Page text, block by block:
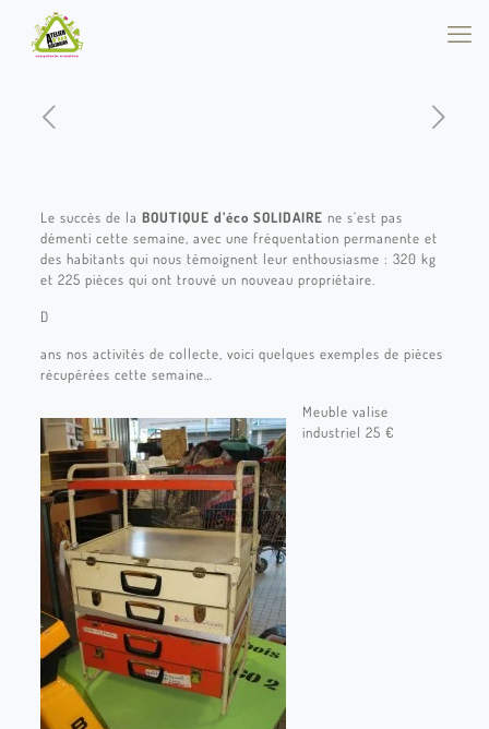
Le succès de la BOUTIQUE d’éco SOLIDAIRE ne s’est pas
démenti cette semaine, avec une fréquentation permanente et
des habitants qui nous témoignent leur enthousiasme : 320 kg
et 225 pièces qui ont trouvé un nouveau propriétaire.
D
ans nos activités de collecte, voici quelques exemples de pièces
récupérées cette semaine…
Meuble valise
industriel 25 €